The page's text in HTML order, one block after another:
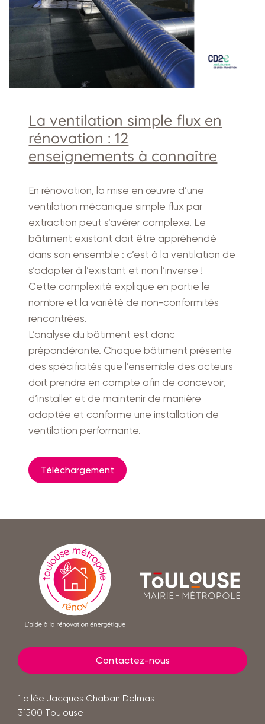
La ventilation simple flux en
rénovation : 12
enseignements à connaître
En rénovation, la mise en œuvre d’une
ventilation mécanique simple flux par
extraction peut s’avérer complexe. Le
bâtiment existant doit être appréhendé
dans son ensemble : c’est à la ventilation de
s’adapter à l’existant et non l’inverse !
Cette complexité explique en partie le
nombre et la variété de non-conformités
rencontrées.
L’analyse du bâtiment est donc
prépondérante. Chaque bâtiment présente
des spécificités que l’ensemble des acteurs
doit prendre en compte afin de concevoir,
d’installer et de maintenir de manière
adaptée et conforme une installation de
ventilation performante.
Téléchargement
En
savoir
plus
Toulouse
mairie
Contactez-nous
1 allée Jacques Chaban Delmas
31500 Toulouse